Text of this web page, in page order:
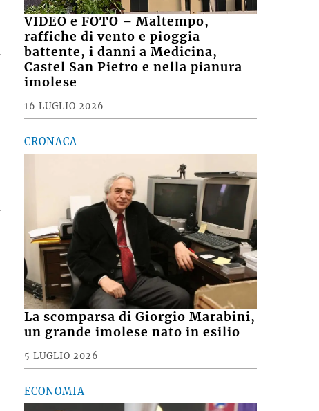
VIDEO e FOTO – Maltempo,
raffiche di vento e pioggia
battente, i danni a Medicina,
Castel San Pietro e nella pianura
imolese
16 LUGLIO 2026
CRONACA
La scomparsa di Giorgio Marabini,
un grande imolese nato in esilio
5 LUGLIO 2026
ECONOMIA